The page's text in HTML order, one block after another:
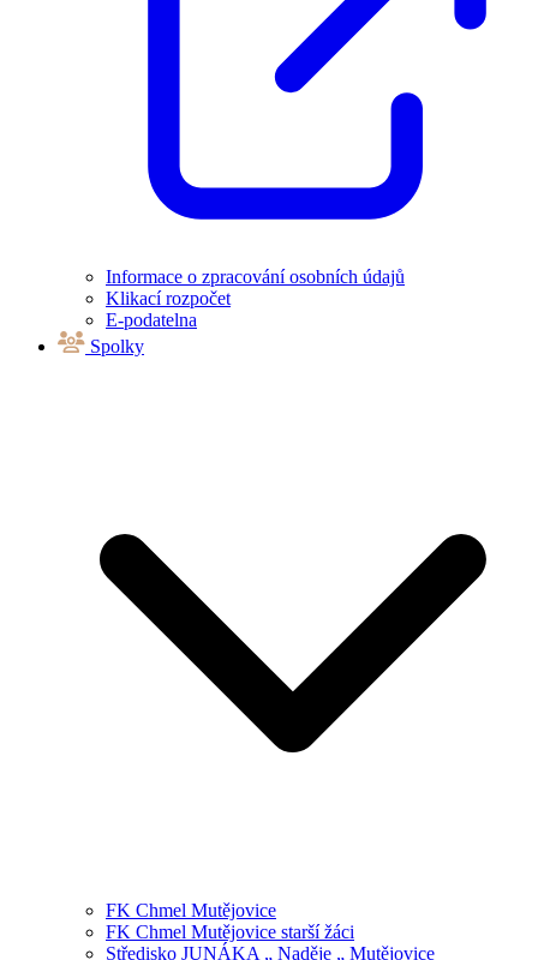
Informace o zpracování osobních údajů
Klikací rozpočet
E-podatelna
Spolky
FK Chmel Mutějovice
FK Chmel Mutějovice starší žáci
Středisko JUNÁKA „ Naděje „ Mutějovice